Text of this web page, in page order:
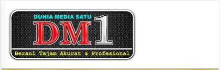
content